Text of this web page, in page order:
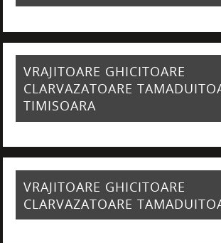
VRAJITOARE GHICITOARE
CLARVAZATOARE
TIMISOARA
VRAJITOARE GHICITOARE
CLARVAZATOARE